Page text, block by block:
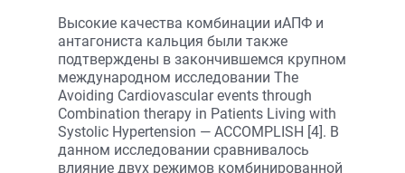
Высокие качества комбинации иАПФ и
антагониста кальция были также
подтверждены в закончившемся крупном
международном исследовании The
Avoiding Cardiovascular events through
Combination therapy in Patients Living with
Systolic Hypertension — ACCOMPLISH [4]. В
данном исследовании сравнивалось
влияние двух режимов комбинированной